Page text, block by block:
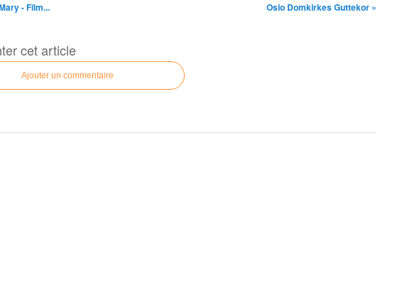
- Film... Oslo Domkirkes Guttekor »
cet article
Ajouter un commentaire